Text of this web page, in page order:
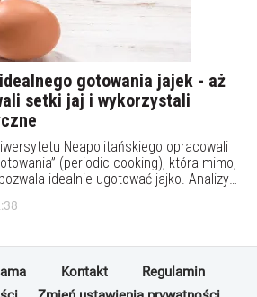
gotowania jajek - aż
setki jaj i wykorzystali
Neapolitańskiego opracowali
(periodic cooking), która mimo,
idealnie ugotować jajko. Analizy
nowy sposób jajka mają idealną
odżywczą. Metoda ta i związane z
Kontakt
Regulamin